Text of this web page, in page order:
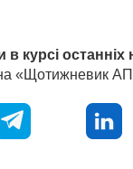
в курсі
на «Щотижневик